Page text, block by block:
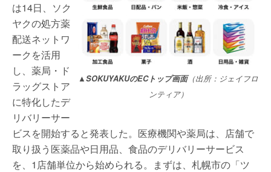
▲SOKUYAKUのECトップ画面（出所：ジェイフロ
ンティア）
は14日、ソク
ヤクの処方薬
配送ネットワ
ークを活用
し、薬局・ド
ラッグストア
に特化したデ
リバリーサー
ビスを開始すると発表した。医療機関や薬局は、店舗で
取り扱う医薬品や日用品、食品のデリバリーサービス
を、1店舗単位から始められる。まずは、札幌市の「ツ